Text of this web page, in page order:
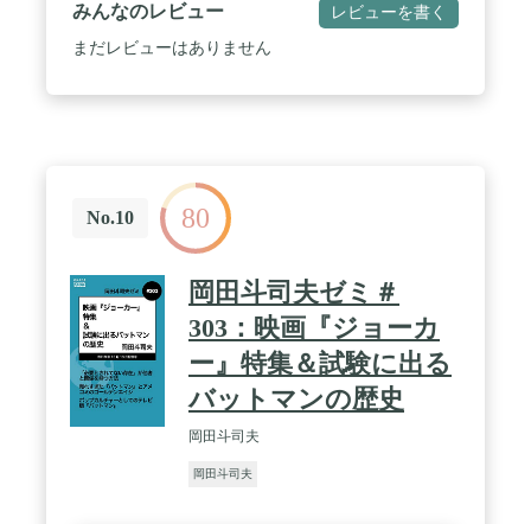
みんなのレビュー レビューを書く
まだレビューはありません
No.10 80
岡田斗司夫ゼミ＃
303：映画『ジョーカ
ー』特集＆試験に出る
バットマンの歴史
岡田斗司夫
岡田斗司夫